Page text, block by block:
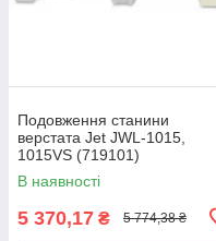
Подовження станини
верстата Jet JWL-1015,
1015VS (719101)
В наявності
5 370,17 ₴ 5 774,38 ₴